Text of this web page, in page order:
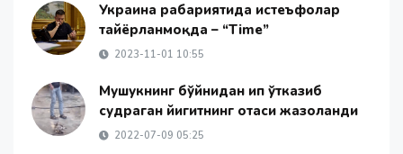
Украина раҳбариятида истеъфолар
тайёрланмоқда – “Time”
2023-11-01 10:55
Мушукнинг бўйнидан ип ўтказиб
судраган йигитнинг отаси жазоланди
2022-07-09 05:25